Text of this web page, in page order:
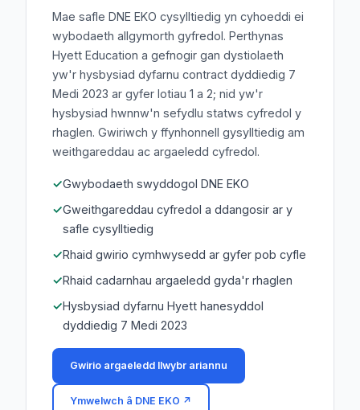
Mae safle DNE EKO cysylltiedig yn cyhoeddi ei
wybodaeth allgymorth gyfredol. Perthynas
Hyett Education a gefnogir gan dystiolaeth
yw'r hysbysiad dyfarnu contract dyddiedig 7
Medi 2023 ar gyfer lotiau 1 a 2; nid yw'r
hysbysiad hwnnw'n sefydlu statws cyfredol y
rhaglen. Gwiriwch y ffynhonnell gysylltiedig am
weithgareddau ac argaeledd cyfredol.
Gwybodaeth swyddogol DNE EKO
Gweithgareddau cyfredol a ddangosir ar y
safle cysylltiedig
Rhaid gwirio cymhwysedd ar gyfer pob cyfle
Rhaid cadarnhau argaeledd gyda'r rhaglen
Hysbysiad dyfarnu Hyett hanesyddol
dyddiedig 7 Medi 2023
Gwirio argaeledd llwybr ariannu
Ymwelwch â DNE EKO ↗